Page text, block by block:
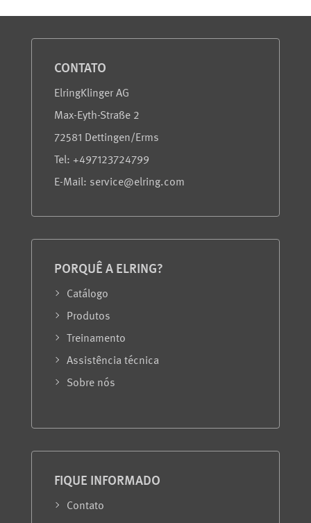
CONTATO
ElringKlinger AG
Max-Eyth-Straße 2
72581 Dettingen/Erms
Tel: +497123724799
E-Mail: service@elring.com
PORQUÊ A ELRING?
Catálogo
Produtos
Treinamento
Assistência técnica
Sobre nós
FIQUE INFORMADO
Contato